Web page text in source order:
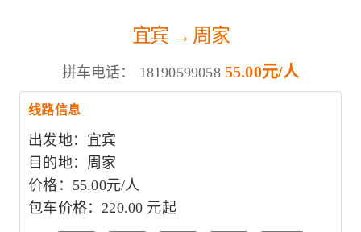
宜宾 → 周家
拼车电话： 18190599058 55.00元/人
线路信息
出发地：宜宾
目的地：周家
价格：55.00元/人
包车价格：220.00 元起